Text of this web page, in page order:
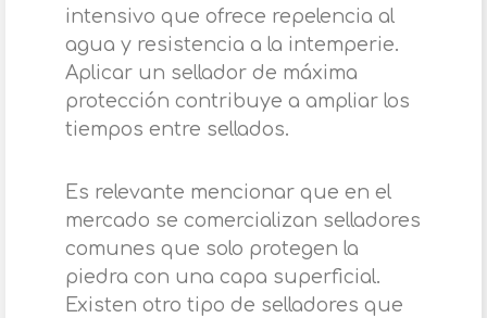
intensivo que ofrece repelencia al
agua y resistencia a la intemperie.
Aplicar un sellador de máxima
protección contribuye a ampliar los
tiempos entre sellados.
Es relevante mencionar que en el
mercado se comercializan selladores
comunes que solo protegen la
piedra con una capa superficial.
Existen otro tipo de selladores que